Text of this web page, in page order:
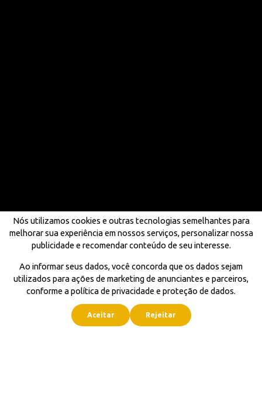
Nós utilizamos cookies e outras tecnologias semelhantes para
melhorar sua experiência em nossos serviços, personalizar nossa
publicidade e recomendar conteúdo de seu interesse.
Ao informar seus dados, você concorda que os dados sejam
utilizados para ações de marketing de anunciantes e parceiros,
conforme a política de privacidade e proteção de dados.
Aceitar Rejeitar